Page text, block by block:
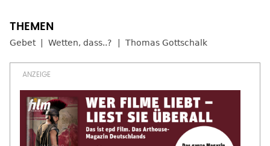
Gebet Wetten, dass..? Thomas Gottschalk